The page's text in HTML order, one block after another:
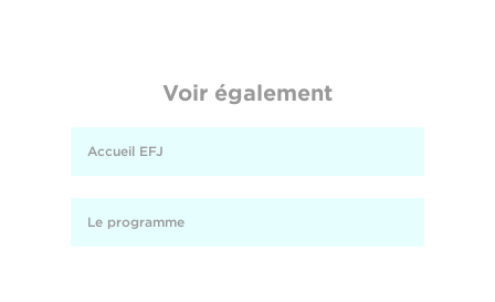
Voir également
Accueil EFJ
Le programme